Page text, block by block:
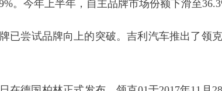
。今年上半年，自主品牌市场份额下滑至
已尝试品牌向上的突破。吉利汽车推出了领